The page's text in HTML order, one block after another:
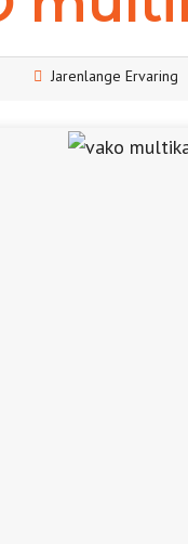
Jarenlange Ervaring